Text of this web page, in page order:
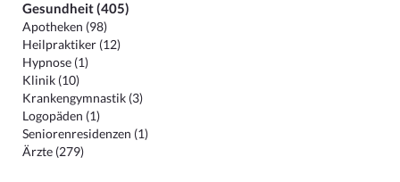
Gesundheit (405)
Apotheken (98)
Heilpraktiker (12)
Hypnose (1)
Klinik (10)
Krankengymnastik (3)
Logopäden (1)
Seniorenresidenzen (1)
Ärzte (279)